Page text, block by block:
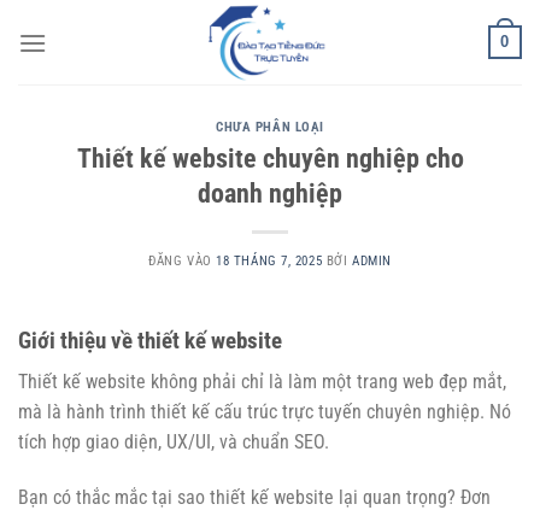
qua
0
CHƯA PHÂN LOẠI
Thiết kế website chuyên nghiệp cho
doanh nghiệp
ĐĂNG VÀO18 THÁNG 7, 2025 BỞI ADMIN
Giới thiệu về thiết kế website
Thiết kế website không phải chỉ là làm một trang web đẹp mắt,
mà là hành trình thiết kế cấu trúc trực tuyến chuyên nghiệp. Nó
tích hợp giao diện, UX/UI, và chuẩn SEO.
Bạn có thắc mắc tại sao thiết kế website lại quan trọng? Đơn